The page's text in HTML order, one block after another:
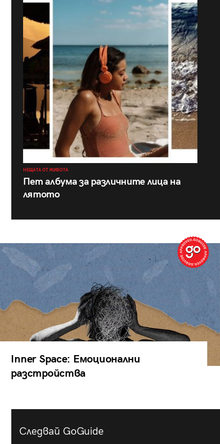
НЕЩАТА ОТ ЖИВОТА
Пет албума за различните лица на
лятото
Inner Space: Емоционални
разстройства
Следвай GoGuide